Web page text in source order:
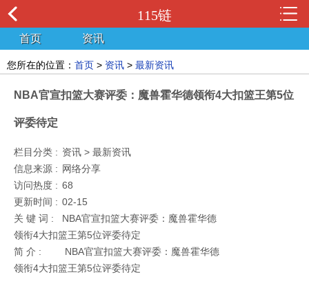
115链
首页 资讯
您所在的位置： 首页 > 资讯 > 最新资讯
NBA官宣扣篮大赛评委：魔兽霍华德领衔4大扣篮王第5位
评委待定
栏目分类 : 资讯 > 最新资讯
信息来源 : 网络分享
访问热度 : 68
更新时间 : 02-15
关 键 词 :
NBA官宣扣篮大赛评委：魔兽霍华德
领衔4大扣篮王第5位评委待定
简 介 :
NBA官宣扣篮大赛评委：魔兽霍华德
领衔4大扣篮王第5位评委待定